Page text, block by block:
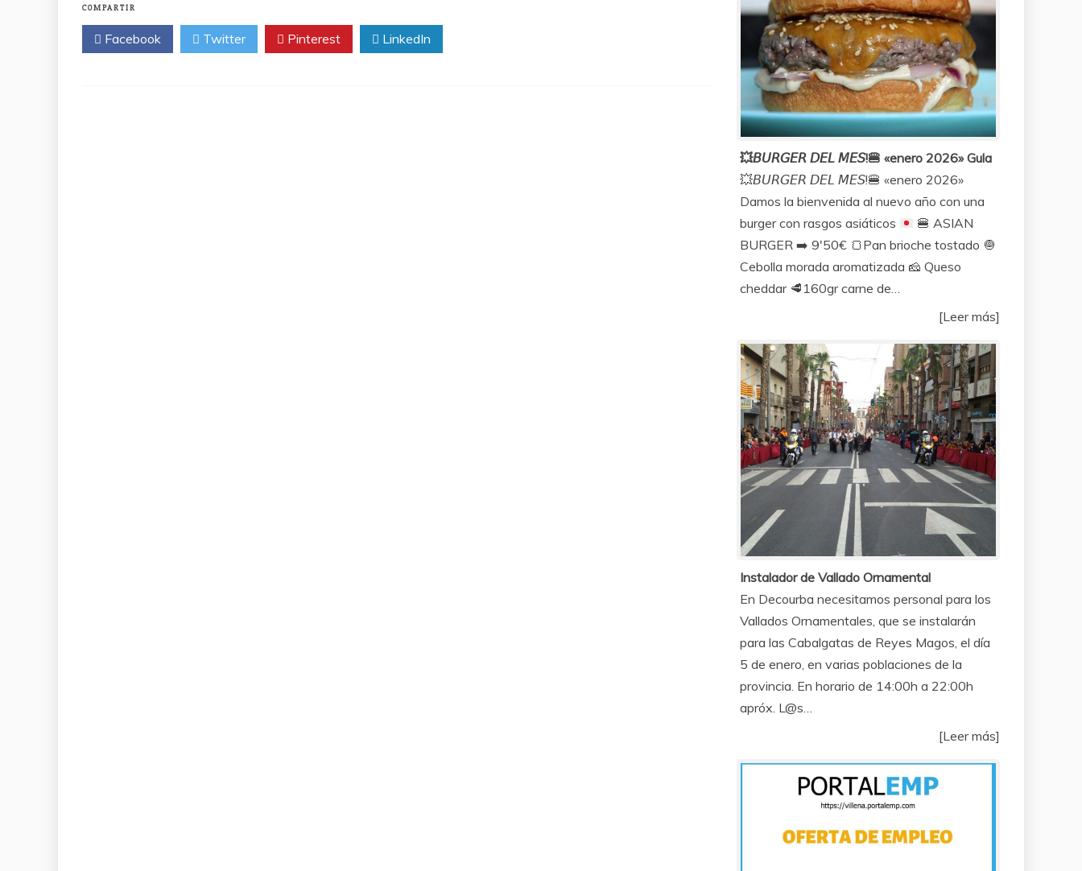
COMPARTIR
Facebook Twitter Pinterest LinkedIn
💥𝘉𝘜𝘙𝘎𝘌𝘙 𝘋𝘌𝘓 𝘔𝘌𝘚!🍔 «enero 2026» Gula
💥𝘉𝘜𝘙𝘎𝘌𝘙 𝘋𝘌𝘓 𝘔𝘌𝘚!🍔 «enero 2026»
Damos la bienvenida al nuevo año con una
burger con rasgos asiáticos
🍔 ASIAN
BURGER ➡️ 9'50€ 🍞 Pan brioche tostado 🧅
Cebolla morada aromatizada 🧀 Queso
cheddar 🥩 160gr carne de…
[Leer más]
Instalador de Vallado Ornamental
En Decourba necesitamos personal para los
Vallados Ornamentales, que se instalarán
para las Cabalgatas de Reyes Magos, el día
5 de enero, en varias poblaciones de la
provincia. En horario de 14:00h a 22:00h
apróx. L@s…
[Leer más]